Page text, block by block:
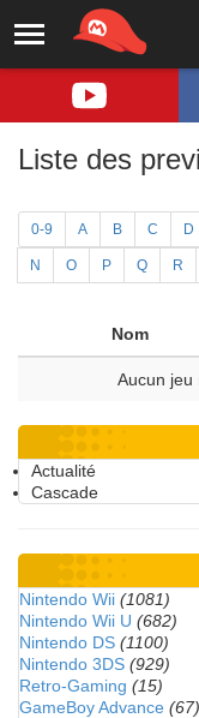
Liste des
0-9 A B C D
N O P Q R
Nom
Aucun jeu
Actualité
Cascade
Nintendo Wii (1081)
Nintendo Wii U (682)
Nintendo DS (1100)
Nintendo 3DS (929)
Retro-Gaming (15)
GameBoy Advance (67)